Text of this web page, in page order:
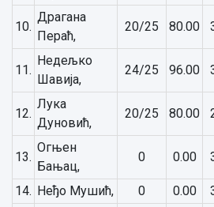
10.
Драгана
Пераћ,
20/25 80.00
11.
Недељко
Шавија,
24/25 96.00
12.
Лука
Дуновић,
20/25 80.00
13.
Огњен
Бањац,
0 0.00
14. Неђо Мушић, 0 0.00